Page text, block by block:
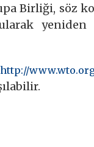
Birliği, söz
yeniden
http://www.wto.org/